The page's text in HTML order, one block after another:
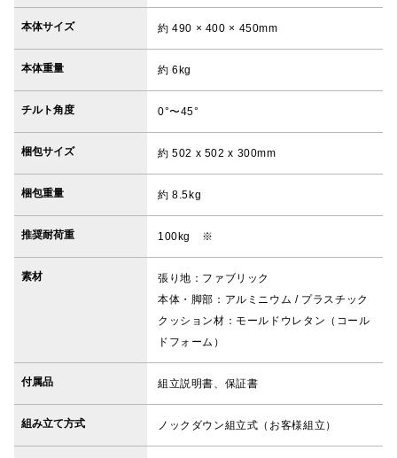
本体サイズ 約 490 × 400 × 450mm
本体重量 約 6kg
チルト角度 0°〜45°
梱包サイズ 約 502 x 502 x 300mm
梱包重量 約 8.5kg
推奨耐荷重 100kg ※
素材
張り地：ファブリック
本体・脚部：アルミニウム / プラスチック
クッション材：モールドウレタン（コール
ドフォーム）
付属品 組立説明書、保証書
組み立て方式 ノックダウン組立式（お客様組立）